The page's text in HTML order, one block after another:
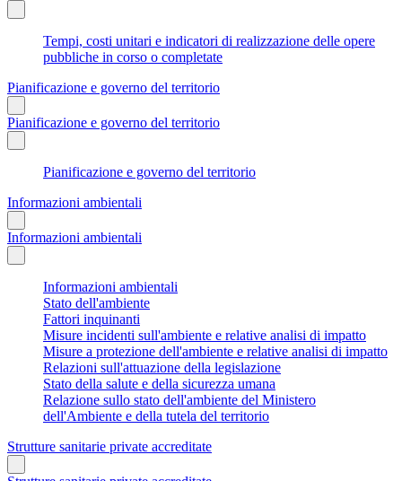
Tempi, costi unitari e indicatori di realizzazione delle opere
pubbliche in corso o completate
Pianificazione e governo del territorio
Pianificazione e governo del territorio
Pianificazione e governo del territorio
Informazioni ambientali
Informazioni ambientali
Informazioni ambientali
Stato dell'ambiente
Fattori inquinanti
Misure incidenti sull'ambiente e relative analisi di impatto
Misure a protezione dell'ambiente e relative analisi di impatto
Relazioni sull'attuazione della legislazione
Stato della salute e della sicurezza umana
Relazione sullo stato dell'ambiente del Ministero
dell'Ambiente e della tutela del territorio
Strutture sanitarie private accreditate